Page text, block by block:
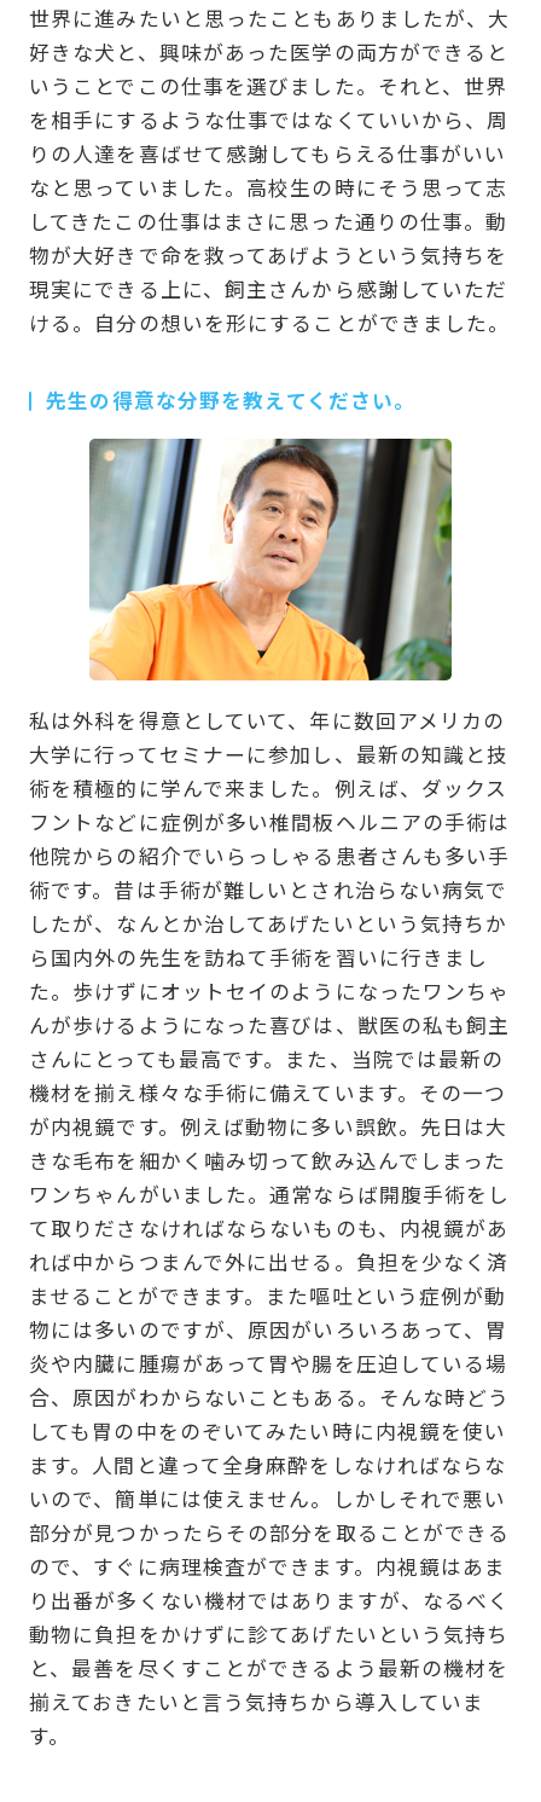
世界に進みたいと思ったこともありましたが、大
好きな犬と、興味があった医学の両方ができると
いうことでこの仕事を選びました。それと、世界
を相手にするような仕事ではなくていいから、周
りの人達を喜ばせて感謝してもらえる仕事がいい
なと思っていました。高校生の時にそう思って志
してきたこの仕事はまさに思った通りの仕事。動
物が大好きで命を救ってあげようという気持ちを
現実にできる上に、飼主さんから感謝していただ
ける。自分の想いを形にすることができました。
先生の得意な分野を教えてください。
私は外科を得意としていて、年に数回アメリカの
大学に行ってセミナーに参加し、最新の知識と技
術を積極的に学んで来ました。例えば、ダックス
フントなどに症例が多い椎間板ヘルニアの手術は
他院からの紹介でいらっしゃる患者さんも多い手
術です。昔は手術が難しいとされ治らない病気で
したが、なんとか治してあげたいという気持ちか
ら国内外の先生を訪ねて手術を習いに行きまし
た。歩けずにオットセイのようになったワンちゃ
んが歩けるようになった喜びは、獣医の私も飼主
さんにとっても最高です。また、当院では最新の
機材を揃え様々な手術に備えています。その一つ
が内視鏡です。例えば動物に多い誤飲。先日は大
きな毛布を細かく噛み切って飲み込んでしまった
ワンちゃんがいました。通常ならば開腹手術をし
て取りださなければならないものも、内視鏡があ
れば中からつまんで外に出せる。負担を少なく済
ませることができます。また嘔吐という症例が動
物には多いのですが、原因がいろいろあって、胃
炎や内臓に腫瘍があって胃や腸を圧迫している場
合、原因がわからないこともある。そんな時どう
しても胃の中をのぞいてみたい時に内視鏡を使い
ます。人間と違って全身麻酔をしなければならな
いので、簡単には使えません。しかしそれで悪い
部分が見つかったらその部分を取ることができる
ので、すぐに病理検査ができます。内視鏡はあま
り出番が多くない機材ではありますが、なるべく
動物に負担をかけずに診てあげたいという気持ち
と、最善を尽くすことができるよう最新の機材を
揃えておきたいと言う気持ちから導入していま
す。